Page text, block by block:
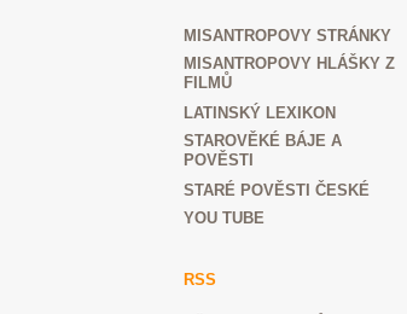
MISANTROPOVY STRÁNKY
MISANTROPOVY HLÁŠKY Z
FILMŮ
LATINSKÝ LEXIKON
STAROVĚKÉ BÁJE A
POVĚSTI
STARÉ POVĚSTI ČESKÉ
YOU TUBE
RSS